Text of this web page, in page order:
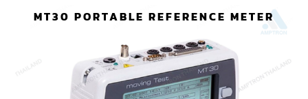
MT30 PORTABLE REFERENCE METER